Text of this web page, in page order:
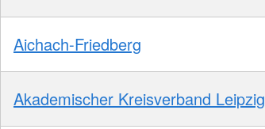
Aichach-Friedberg
Akademischer Kreisverband Leipzig